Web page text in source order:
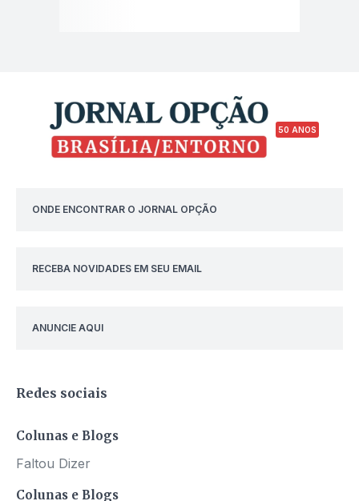
50 ANOS
ONDE ENCONTRAR O JORNAL OPÇÃO
RECEBA NOVIDADES EM SEU EMAIL
ANUNCIE AQUI
Redes sociais
Colunas e Blogs
Faltou Dizer
Colunas e Blogs